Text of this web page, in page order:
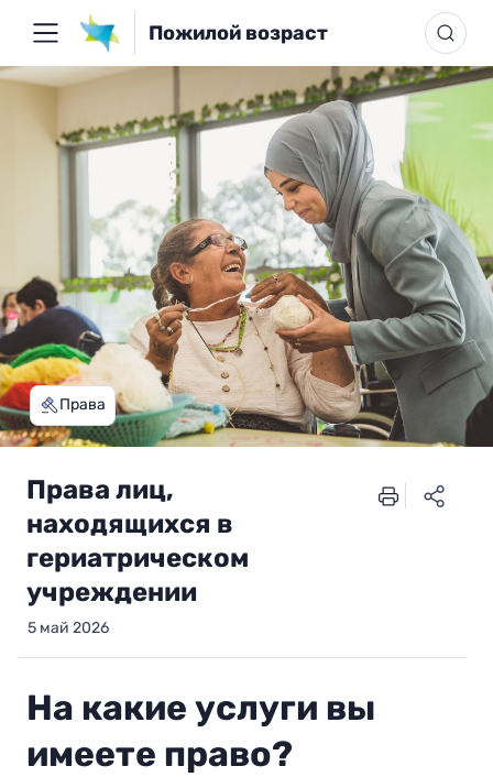
Пожилой возраст
Права
Права лиц,
находящихся в
гериатрическом
учреждении
5 май 2026
На какие услуги вы
имеете право?